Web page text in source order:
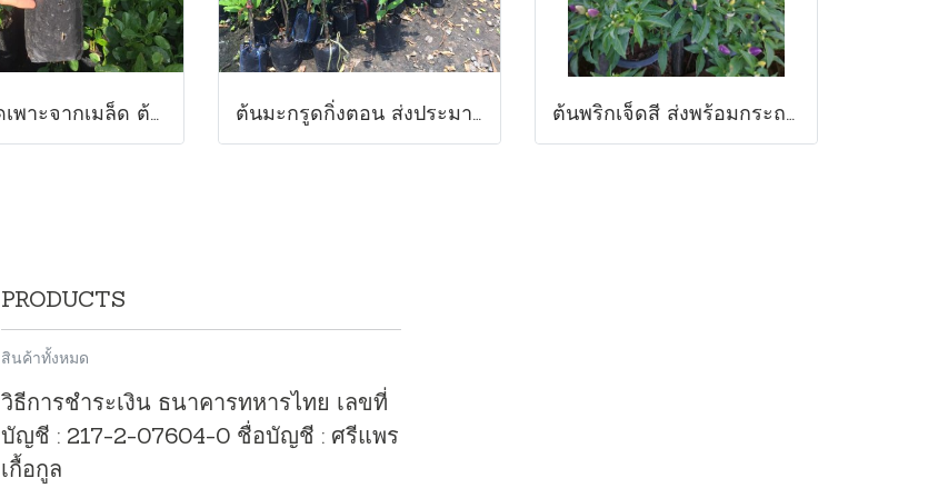
ต้นมะกรูดเพาะจากเมล็ด ต้นแข็งแรง มีรากแก้ว1ถุงมี1-3 ต้น สูง10-20 ซม.พร้อมปลูกลงดิน ต้นมะกรูดกิ่งตอน ส่งประมาณ80-120ซม.ส่งพร้อมถุงขนาด6นิ้ว พร้อมปลูกลงดิน ต้นพริกเจ็ดสี ส่งพร้อมกระถาง 8 นิ้ว สูง 10-30 ซม.กินได้ ประดับได้ พร้อมปลูกลงดิน
PRODUCTS
สินค้าทั้งหมด
วิธีการชำระเงิน ธนาคารทหารไทย เลขที่
บัญชี : 217-2-07604-0 ชื่อบัญชี : ศรีแพร
เกื้อกูล